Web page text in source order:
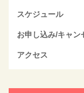
スケジュール
お申し込み/キャン
アクセス